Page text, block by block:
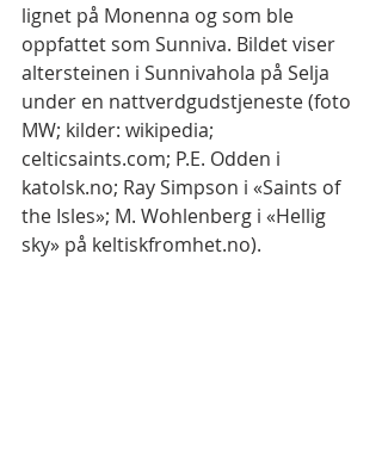
lignet på Monenna og som ble
oppfattet som Sunniva. Bildet viser
altersteinen i Sunnivahola på Selja
under en nattverdgudstjeneste (foto
MW; kilder: wikipedia;
celticsaints.com; P.E. Odden i
katolsk.no; Ray Simpson i «Saints of
the Isles»; M. Wohlenberg i «Hellig
sky» på keltiskfromhet.no).